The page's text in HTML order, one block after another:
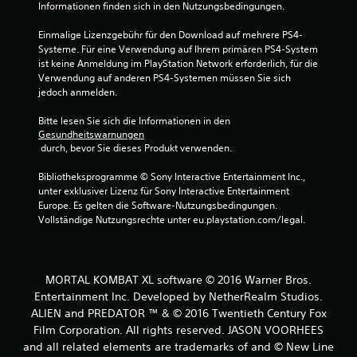
t
e
r
n
1
2
Informationen finden sich in den Nutzungsbedingungen.
Einmalige Lizenzgebühr für den Download auf mehrere PS4-
Systeme. Für eine Verwendung auf Ihrem primären PS4-System
ist keine Anmeldung im PlayStation Network erforderlich, für die
Verwendung auf anderen PS4-Systemen müssen Sie sich
jedoch anmelden.
Bitte lesen Sie sich die Informationen in den
Gesundheitswarnungen
durch, bevor Sie dieses Produkt verwenden.
Bibliotheksprogramme © Sony Interactive Entertainment Inc.,
unter exklusiver Lizenz für Sony Interactive Entertainment
Europe. Es gelten die Software-Nutzungsbedingungen.
Vollständige Nutzungsrechte unter eu.playstation.com/legal.
MORTAL KOMBAT XL software © 2016 Warner Bros.
Entertainment Inc. Developed by NetherRealm Studios.
ALIEN and PREDATOR ™ & © 2016 Twentieth Century Fox
Film Corporation. All rights reserved. JASON VOORHEES
and all related elements are trademarks of and © New Line